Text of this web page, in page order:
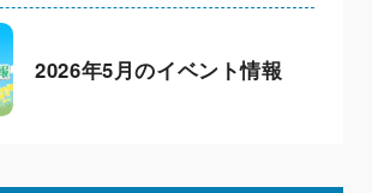
2026年5月のイベント情報